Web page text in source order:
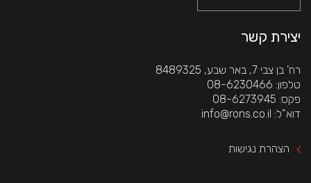
יצירת קשר
רח’ בן צבי 7, באר שבע, 8489325
טלפון: 08-6230466
פקס: 08-6273945
דוא”ל: info@rons.co.il
הצהרת נגישות